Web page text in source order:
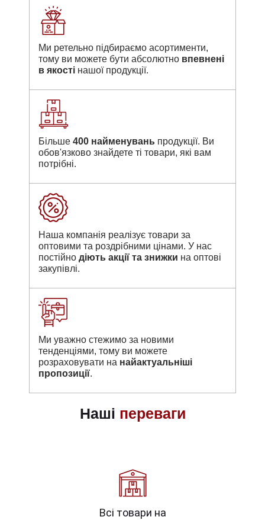
Ми ретельно підбираємо асортименти,
тому ви можете бути абсолютно впевнені
в якості нашої продукції.
Більше 400 найменувань продукції. Ви
обов'язково знайдете ті товари, які вам
потрібні.
Наша компанія реалізує товари за
оптовими та роздрібними цінами. У нас
постійно діють акції та знижки на оптові
закупівлі.
Ми уважно стежимо за новими
тенденціями, тому ви можете
розраховувати на найактуальніші
пропозиції.
Наші переваги
Всі товари на